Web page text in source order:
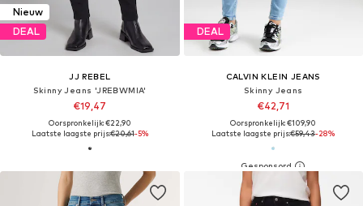
Nieuw
DEAL
JJ REBEL
Skinny Jeans 'JREBWMIA'
€19,47
Oorspronkelijk: €22,90
Laatste laagste prijs:€20,61-5%
DEAL
CALVIN KLEIN JEANS
Skinny Jeans
€42,71
Oorspronkelijk: €109,90
Laatste laagste prijs:€59,43-28%